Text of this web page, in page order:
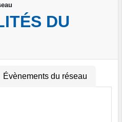
DU
Évènements du réseau